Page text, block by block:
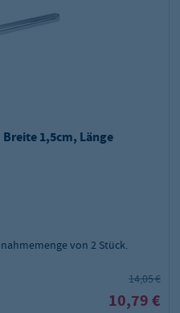
1,5cm, Länge
von 2 Stück.
14,05 €
10,79 €